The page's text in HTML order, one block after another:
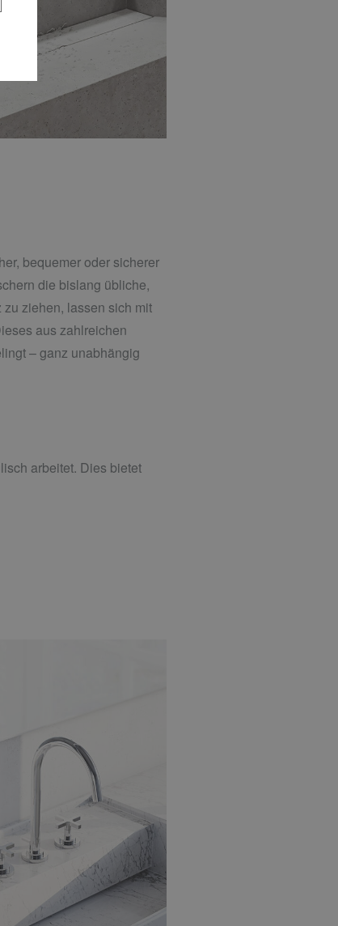
bequemer oder sicherer
die bislang übliche,
ziehen, lassen sich mit
aus zahlreichen
– ganz unabhängig
arbeitet. Dies bietet